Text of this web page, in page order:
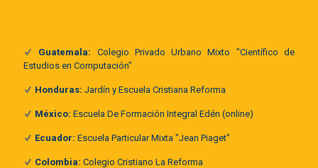
Guatemala: Colegio Privado Urbano Mixto "Científico de
Estudios en Computación"
Honduras: Jardín y Escuela Cristiana Reforma
México: Escuela De Formación Integral Edén (online)
Ecuador: Escuela Particular Mixta "Jean Piaget"
Colombia: Colegio Cristiano La Reforma